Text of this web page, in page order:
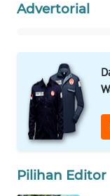
Advertorial
Pilihan Editor
KELISTRIKAN
MAWAKA
ID
MARTABAT